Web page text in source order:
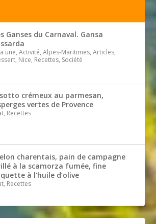
Ganses du Carnaval. Gansa
une, Activité, Alpes-Maritimes, Articles,
Nice, Recettes, Société
crémeux au parmesan,
vertes de Provence
Recettes
charentais, pain de campagne
à la scamorza fumée, fine
à l’huile d’olive
Recettes